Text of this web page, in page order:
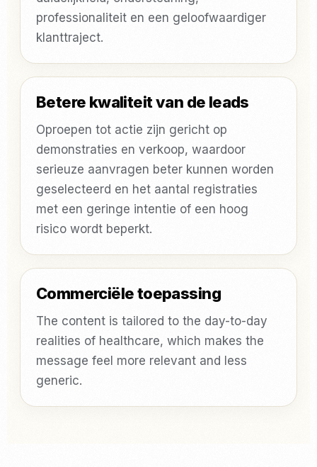
professionaliteit en een geloofwaardiger
klanttraject.
Betere kwaliteit van de leads
Oproepen tot actie zijn gericht op
demonstraties en verkoop, waardoor
serieuze aanvragen beter kunnen worden
geselecteerd en het aantal registraties
met een geringe intentie of een hoog
risico wordt beperkt.
Commerciële toepassing
The content is tailored to the day-to-day
realities of healthcare, which makes the
message feel more relevant and less
generic.